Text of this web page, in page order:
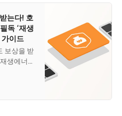
는다! 호
독 ‘재생
가이드
보상을 받
생에너지
제어가 심